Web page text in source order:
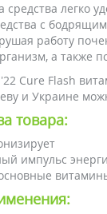
средства легко
с
работу
а также
Cure Flash
и Украине
товара:
импульс